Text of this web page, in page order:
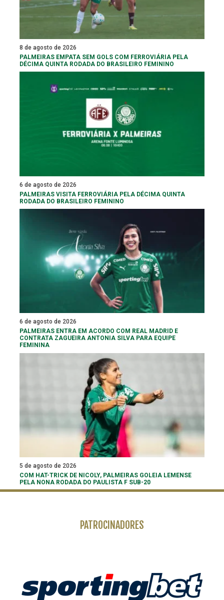
8 de agosto de 2026
PALMEIRAS EMPATA SEM GOLS COM FERROVIÁRIA PELA
DÉCIMA QUINTA RODADA DO BRASILEIRO FEMININO
6 de agosto de 2026
PALMEIRAS VISITA FERROVIÁRIA PELA DÉCIMA QUINTA
RODADA DO BRASILEIRO FEMININO
6 de agosto de 2026
PALMEIRAS ENTRA EM ACORDO COM REAL MADRID E
CONTRATA ZAGUEIRA ANTONIA SILVA PARA EQUIPE
FEMININA
5 de agosto de 2026
COM HAT-TRICK DE NICOLY, PALMEIRAS GOLEIA LEMENSE
PELA NONA RODADA DO PAULISTA F SUB-20
PATROCINADORES